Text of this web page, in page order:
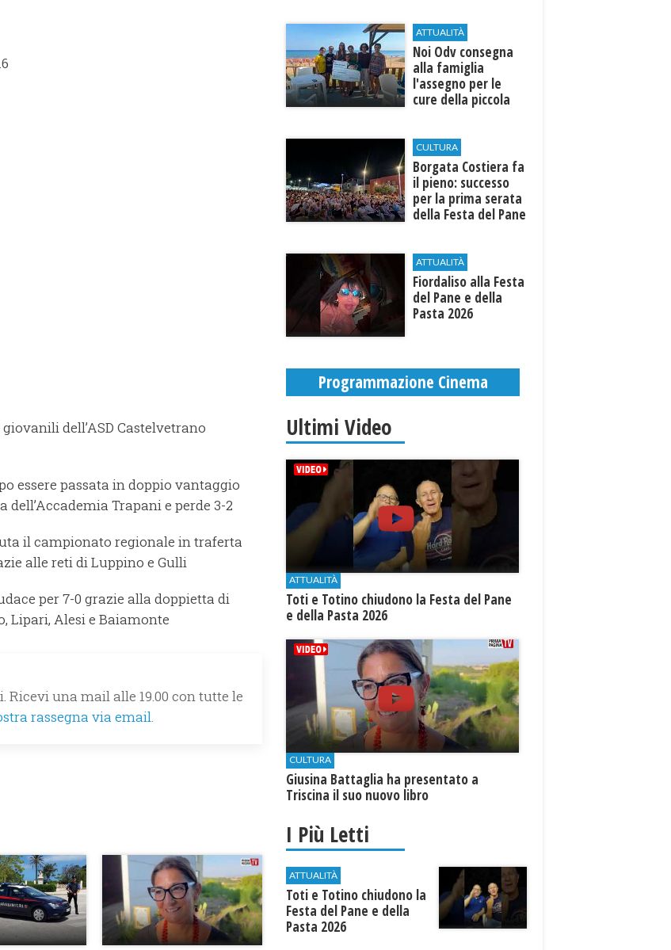
dell’ASD Castelvetrano
essere passata in doppio vantaggio
Trapani e perde 3-2
il campionato regionale in traferta
alle reti di Luppino e Gulli
per 7-0 grazie alla doppietta di
Lipari, Alesi e Baiamonte
una mail alle 19.00 con tutte le
rassegna via email.
ATTUALITÀ
Noi Odv consegna
alla famiglia
l'assegno per le
cure della piccola
CULTURA
​Borgata Costiera fa
il pieno: successo
per la prima serata
della Festa del Pane
ATTUALITÀ
Fiordaliso alla Festa
del Pane e della
Pasta 2026
Programmazione Cinema
Ultimi Video
ATTUALITÀ
Toti e Totino chiudono la Festa del Pane
e della Pasta 2026
CULTURA
Giusina Battaglia ha presentato a
Triscina il suo nuovo libro
I Più Letti
ATTUALITÀ
Toti e Totino chiudono la
Festa del Pane e della
Pasta 2026